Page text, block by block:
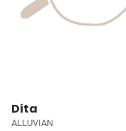
Dita
ALLUVIAN